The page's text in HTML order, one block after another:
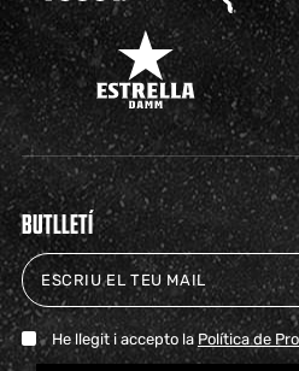
BUTLLETÍ
He llegit i accepto la Política de